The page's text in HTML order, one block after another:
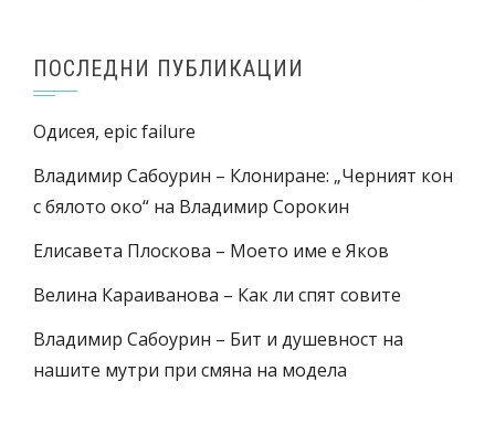
ПОСЛЕДНИ ПУБЛИКАЦИИ
Одисея, epic failure
Владимир Сабоурин – Клониране: „Черният кон
с бялото око“ на Владимир Сорокин
Елисавета Плоскова – Моето име е Яков
Велина Караиванова – Как ли спят совите
Владимир Сабоурин – Бит и душевност на
нашите мутри при смяна на модела